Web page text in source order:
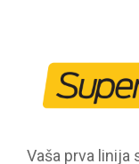
Vaša prva linija